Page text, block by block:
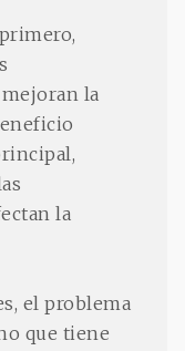
la
la
el problema
que tiene